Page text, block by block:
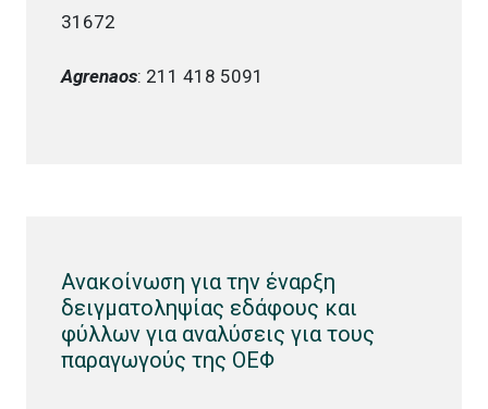
31672
Agrenaos: 211 418 5091
Ανακοίνωση για την έναρξη
δειγματοληψίας εδάφους και
φύλλων για αναλύσεις για τους
παραγωγούς της ΟΕΦ